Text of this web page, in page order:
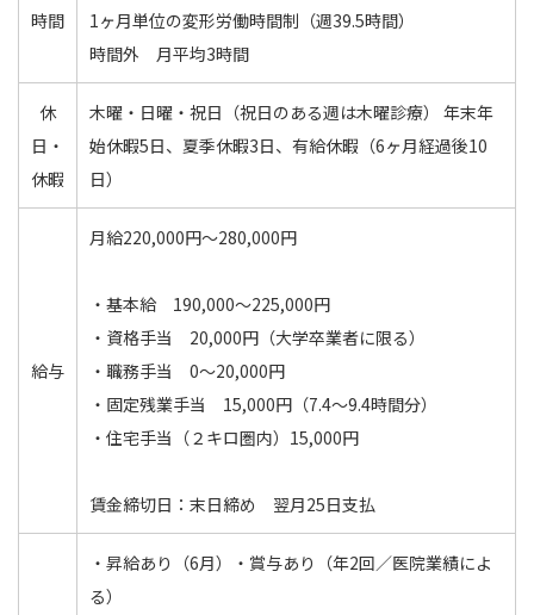
時間
1ヶ月単位の変形労働時間制（週39.5時間）
時間外 月平均3時間
休
日・
休暇
木曜・日曜・祝日（祝日のある週は木曜診療） 年末年
始休暇5日、夏季休暇3日、有給休暇（6ヶ月経過後10
日）
給与
月給220,000円〜280,000円
・基本給 190,000～225,000円
・資格手当 20,000円（大学卒業者に限る）
・職務手当 0〜20,000円
・固定残業手当 15,000円（7.4～9.4時間分）
・住宅手当（２キロ圏内）15,000円
賃金締切日：末日締め 翌月25日支払
・昇給あり（6月）・賞与あり（年2回／医院業績によ
る）